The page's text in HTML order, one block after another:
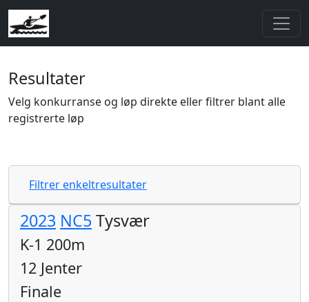
Resultater
Velg konkurranse og løp direkte eller filtrer blant alle
registrerte løp
Filtrer enkeltresultater
2023 NC5 Tysvær
K-1 200m
12 Jenter
Finale